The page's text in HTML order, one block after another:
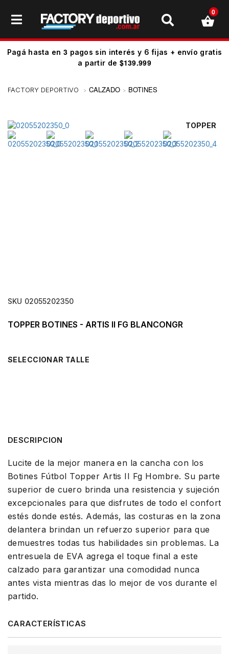
Pagá hasta en 3 pagos sin interés y 6 fijas + envío gratis
a partir de $139.999
0
CALZADO BOTINES
SKU 02055202350
TOPPER
TOPPER BOTINES - ARTIS II FG BLANCONGR
TALLE
DESCRIPCION
Lucite de la mejor manera en la cancha con los
Botines Fútbol Topper Artis II Fg Hombre. Su parte
superior de cuero brinda una resistencia y sujeción
excepcionales para que disfrutes de todo el confort
estés donde estés. Además, las costuras en la zona
delantera brindan un refuerzo superior para que
demuestres todas tus habilidades sin problemas. La
entresuela de EVA agrega el toque final a este
calzado para garantizar una comodidad nunca
antes vista mientras das lo mejor de vos durante el
partido.